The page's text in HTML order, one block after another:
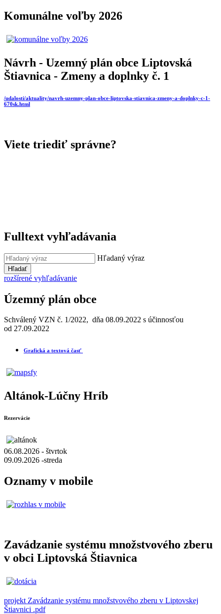
Komunálne voľby 2026
Návrh - Uzemný plán obce Liptovská
Štiavnica - Zmeny a doplnky č. 1
/udalosti/aktuality/navrh-uzemny-plan-obce-liptovska-stiavnica-zmeny-a-doplnky-c-1-
670sk.html
Viete triediť správne?
Fulltext vyhľadávania
Hľadaný výraz
Hľadať
rozšírené vyhľadávanie
Územný plán obce
Schválený VZN č. 1/2022, dňa 08.09.2022 s účinnosťou
od 27.09.2022
Grafická a textová časť
Altánok-Lúčny Hríb
Rezervácie
06.08.2026 - štvrtok
09.09.2026 -streda
Oznamy v mobile
Zavádzanie systému množstvového zberu
v obci Liptovská Štiavnica
projekt Zavádzanie systému množstvového zberu v Liptovskej
Štiavnici .pdf